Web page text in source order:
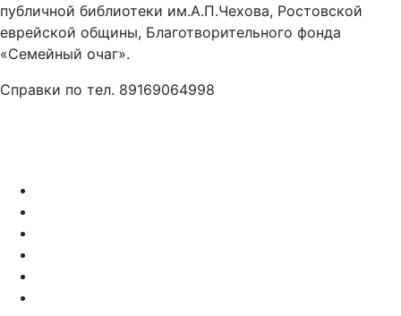
публичной библиотеки им.А.П.Чехова, Ростовской
еврейской общины, Благотворительного фонда
«Семейный очаг».
Справки по тел. 89169064998